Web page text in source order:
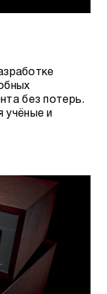
без потерь.
учёные и